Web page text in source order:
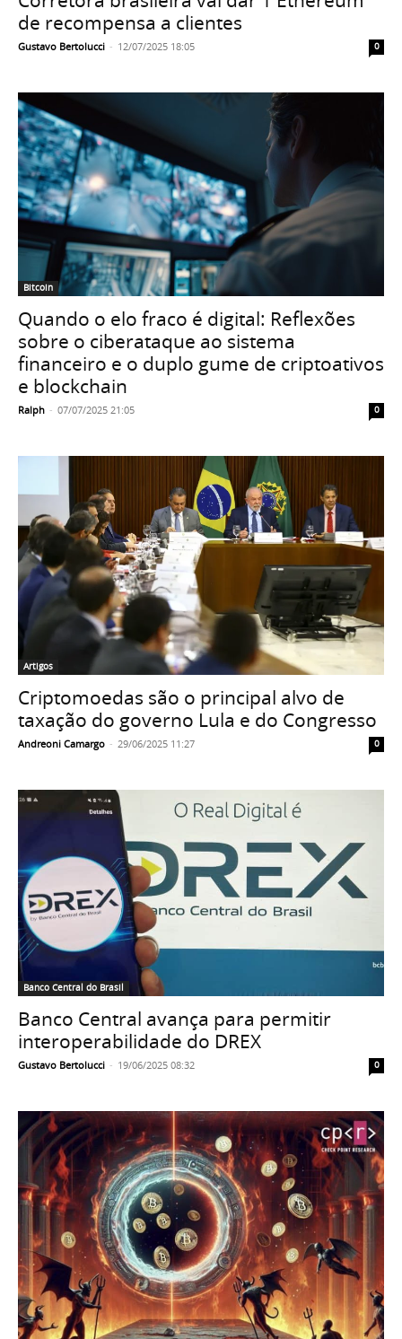
de recompensa a clientes
Gustavo Bertolucci - 12/07/2025 18:05 0
Bitcoin
Quando o elo fraco é digital: Reflexões
sobre o ciberataque ao sistema
financeiro e o duplo gume de criptoativos
e blockchain
Ralph - 07/07/2025 21:05 0
Artigos
Criptomoedas são o principal alvo de
taxação do governo Lula e do Congresso
Andreoni Camargo - 29/06/2025 11:27 0
Banco Central do Brasil
Banco Central avança para permitir
interoperabilidade do DREX
Gustavo Bertolucci - 19/06/2025 08:32 0